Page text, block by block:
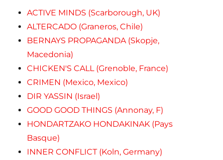
ACTIVE MINDS (Scarborough, UK)
ALTERCADO (Graneros, Chile)
BERNAYS PROPAGANDA (Skopje,
Macedonia)
CHICKEN'S CALL (Grenoble, France)
CRIMEN (Mexico, Mexico)
DIR YASSIN (Israel)
GOOD GOOD THINGS (Annonay, F)
HONDARTZAKO HONDAKINAK (Pays
Basque)
INNER CONFLICT (Koln, Germany)